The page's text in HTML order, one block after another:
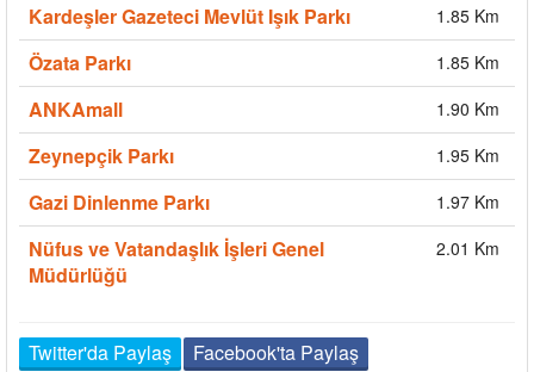
Kardeşler Gazeteci Mevlüt Işık Parkı 1.85 Km
Özata Parkı 1.85 Km
ANKAmall 1.90 Km
Zeynepçik Parkı 1.95 Km
Gazi Dinlenme Parkı 1.97 Km
Nüfus ve Vatandaşlık İşleri Genel
Müdürlüğü
2.01 Km
Twitter'da Paylaş
Facebook'ta Paylaş